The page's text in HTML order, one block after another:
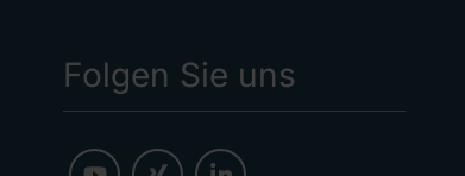
Folgen Sie uns